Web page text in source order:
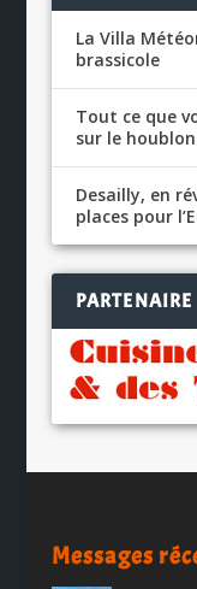
La Villa
brassicole
Tout ce que
sur le houblon
Desailly, en
places pour
PARTENAIRE
Messages